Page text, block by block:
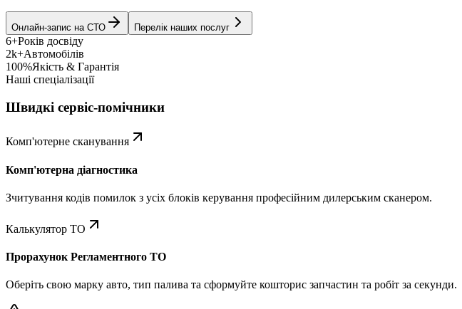
Онлайн-запис на СТО Перелік наших послуг
6+Років досвіду
2k+Автомобілів
100%Якість & Гарантія
Наші спеціалізації
Швидкі сервіс-помічники
Комп'ютерне сканування
Комп'ютерна діагностика
Зчитування кодів помилок з усіх блоків керування професійним дилерським сканером.
Калькулятор ТО
Прорахунок Регламентного ТО
Оберіть свою марку авто, тип палива та сформуйте кошторис запчастин та робіт за секунди.